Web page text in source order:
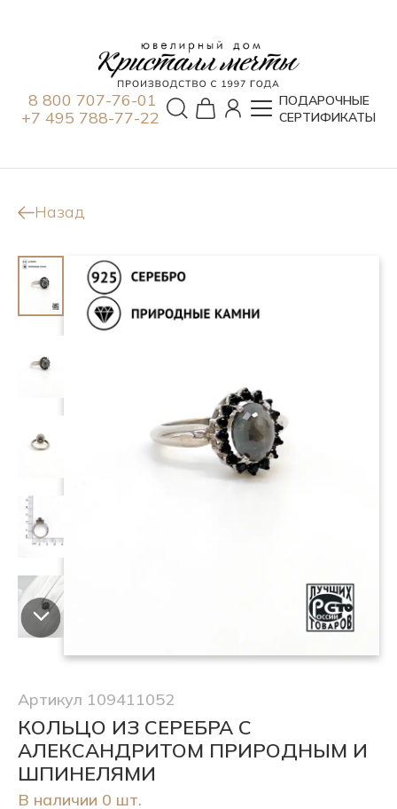
8 800 707-76-01
+7 495 788-77-22
ПОДАРОЧНЫЕ
СЕРТИФИКАТЫ
Назад
Артикул 109411052
КОЛЬЦО ИЗ СЕРЕБРА С
АЛЕКСАНДРИТОМ ПРИРОДНЫМ И
ШПИНЕЛЯМИ
В наличии 0 шт.